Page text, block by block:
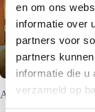
en om ons
informatie over
partners voor
partners
informatie die u
verzameld op
Abseiling in
Excursie in
Abseil Inn Bed And